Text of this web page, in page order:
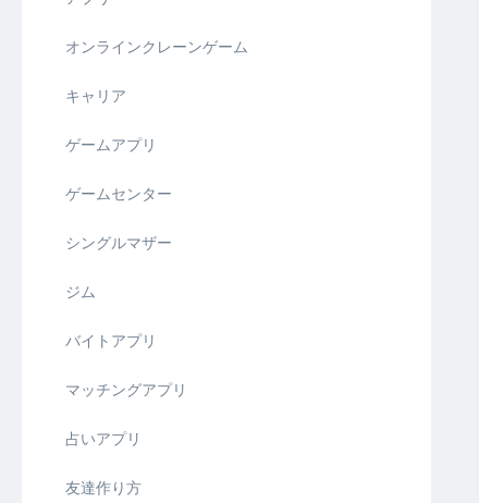
オンラインクレーンゲーム
キャリア
ゲームアプリ
ゲームセンター
シングルマザー
ジム
バイトアプリ
マッチングアプリ
占いアプリ
友達作り方